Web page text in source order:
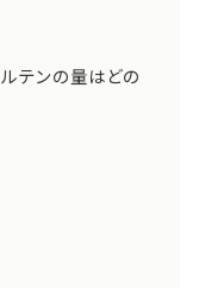
テンの量はどの